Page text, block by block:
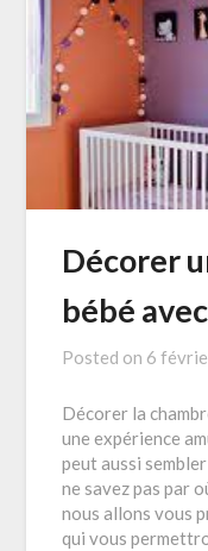
Décorer
bébé
Posted on 6
Décorer la
une expérience
peut aussi
ne savez pas par
nous allons vous
qui vous